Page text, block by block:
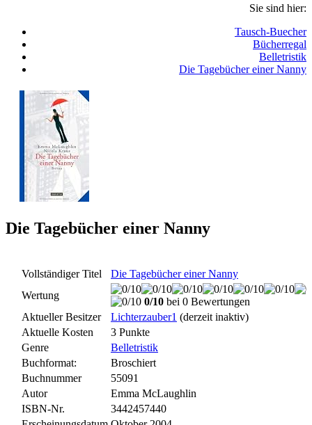
Sie sind hier:
Tausch-Buecher
Bücherregal
Belletristik
Die Tagebücher einer Nanny
Die Tagebücher einer Nanny
Vollständiger Titel
Die Tagebücher einer Nanny
Wertung
0/10 bei 0 Bewertungen
Aktueller Besitzer
Lichterzauber1 (derzeit inaktiv)
Aktuelle Kosten
3 Punkte
Genre
Belletristik
Buchformat:
Broschiert
Buchnummer
55091
Autor
Emma McLaughlin
ISBN-Nr.
3442457440